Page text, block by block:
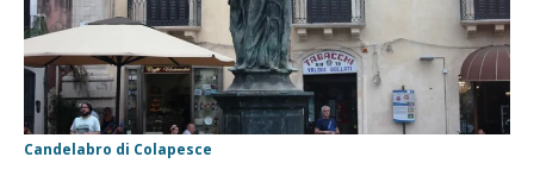
Candelabro di Colapesce